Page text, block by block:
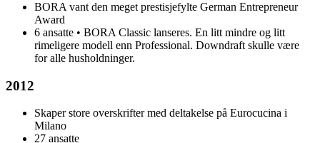
BORA vant den meget prestisjefylte German Entrepreneur
Award
6 ansatte • BORA Classic lanseres. En litt mindre og litt
rimeligere modell enn Professional. Downdraft skulle være
for alle husholdninger.
2012
Skaper store overskrifter med deltakelse på Eurocucina i
Milano
27 ansatte